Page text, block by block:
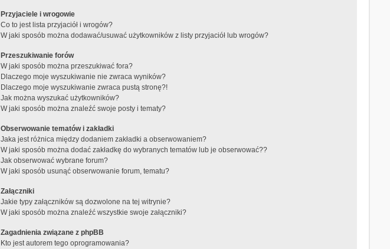
Przyjaciele i wrogowie
Co to jest lista przyjaciół i wrogów?
W jaki sposób można dodawać/usuwać użytkowników z listy przyjaciół lub wrogów?
Przeszukiwanie forów
W jaki sposób można przeszukiwać fora?
Dlaczego moje wyszukiwanie nie zwraca wyników?
Dlaczego moje wyszukiwanie zwraca pustą stronę?!
Jak można wyszukać użytkowników?
W jaki sposób można znaleźć swoje posty i tematy?
Obserwowanie tematów i zakładki
Jaka jest różnica między dodaniem zakładki a obserwowaniem?
W jaki sposób można dodać zakładkę do wybranych tematów lub je obserwować??
Jak obserwować wybrane forum?
W jaki sposób usunąć obserwowanie forum, tematu?
Załączniki
Jakie typy załączników są dozwolone na tej witrynie?
W jaki sposób można znaleźć wszystkie swoje załączniki?
Zagadnienia związane z phpBB
Kto jest autorem tego oprogramowania?